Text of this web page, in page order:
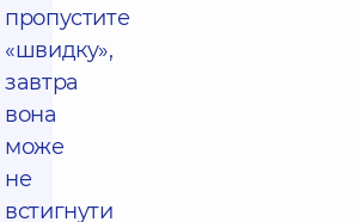
пропустите
«швидку»,
завтра
вона
може
не
встигнути